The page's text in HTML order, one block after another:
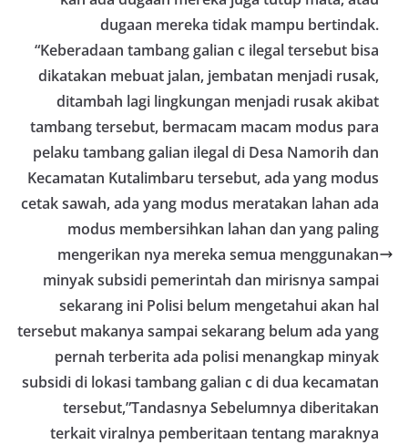
dugaan mereka tidak mampu bertindak.
“Keberadaan tambang galian c ilegal tersebut bisa
dikatakan mebuat jalan, jembatan menjadi rusak,
ditambah lagi lingkungan menjadi rusak akibat
tambang tersebut, bermacam macam modus para
pelaku tambang galian ilegal di Desa Namorih dan
Kecamatan Kutalimbaru tersebut, ada yang modus
cetak sawah, ada yang modus meratakan lahan ada
modus membersihkan lahan dan yang paling
mengerikan nya mereka semua menggunakan
minyak subsidi pemerintah dan mirisnya sampai
sekarang ini Polisi belum mengetahui akan hal
tersebut makanya sampai sekarang belum ada yang
pernah terberita ada polisi menangkap minyak
subsidi di lokasi tambang galian c di dua kecamatan
tersebut,”Tandasnya Sebelumnya diberitakan
terkait viralnya pemberitaan tentang maraknya